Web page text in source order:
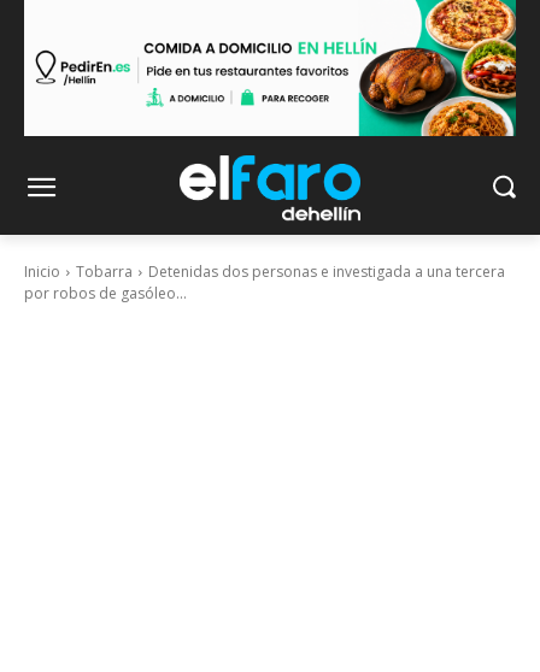
Inicio Tobarra
Detenidas dos personas e investigada a una tercera
por robos de gasóleo...